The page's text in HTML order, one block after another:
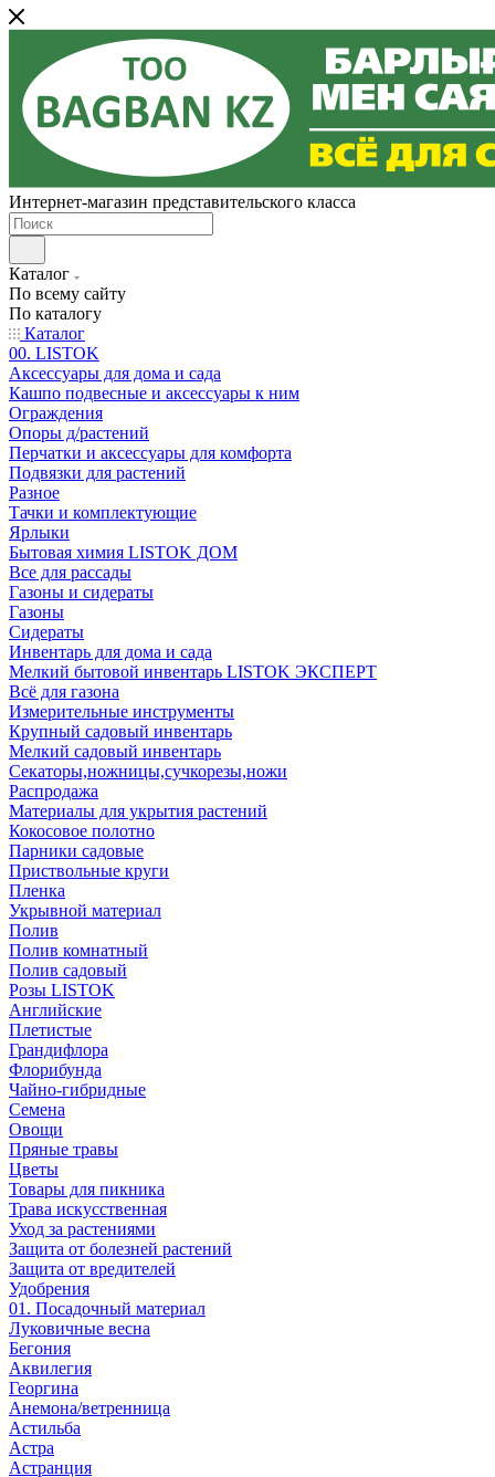
Интернет-магазин представительского класса
Каталог
По всему сайту
По каталогу
Каталог
00. LISTOK
Аксессуары для дома и сада
Кашпо подвесные и аксессуары к ним
Ограждения
Опоры д/растений
Перчатки и аксессуары для комфорта
Подвязки для растений
Разное
Тачки и комплектующие
Ярлыки
Бытовая химия LISTOK ДОМ
Все для рассады
Газоны и сидераты
Газоны
Сидераты
Инвентарь для дома и сада
Мелкий бытовой инвентарь LISTOK ЭКСПЕРТ
Всё для газона
Измерительные инструменты
Крупный садовый инвентарь
Мелкий садовый инвентарь
Секаторы,ножницы,сучкорезы,ножи
Распродажа
Материалы для укрытия растений
Кокосовое полотно
Парники садовые
Приствольные круги
Пленка
Укрывной материал
Полив
Полив комнатный
Полив садовый
Розы LISTOK
Английские
Плетистые
Грандифлора
Флорибунда
Чайно-гибридные
Семена
Овощи
Пряные травы
Цветы
Товары для пикника
Трава искусственная
Уход за растениями
Защита от болезней растений
Защита от вредителей
Удобрения
01. Посадочный материал
Луковичные весна
Бегония
Аквилегия
Георгина
Анемона/ветренница
Астильба
Астра
Астранция